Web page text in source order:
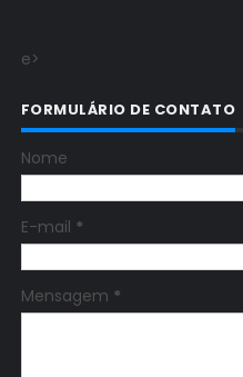
e>
FORMULÁRIO DE CONTATO
Nome
E-mail *
Mensagem *